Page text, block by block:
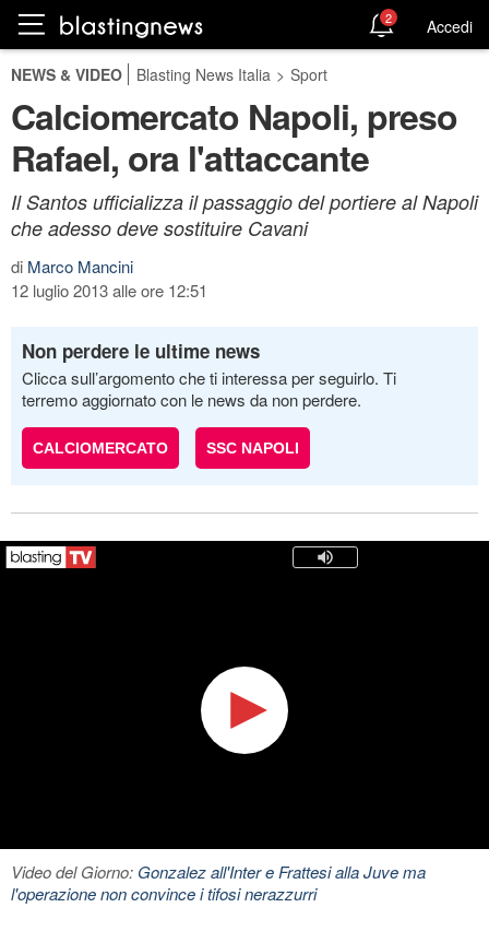
2 Accedi
NEWS & VIDEO Blasting News Italia > Sport
Calciomercato Napoli, preso
Rafael, ora l'attaccante
Il Santos ufficializza il passaggio del portiere al Napoli
che adesso deve sostituire Cavani
di Marco Mancini
12 luglio 2013 alle ore 12:51
Non perdere le ultime news
Clicca sull’argomento che ti interessa per seguirlo. Ti
terremo aggiornato con le news da non perdere.
CALCIOMERCATO SSC NAPOLI
Video del Giorno: Gonzalez all'Inter e Frattesi alla Juve ma
l'operazione non convince i tifosi nerazzurri